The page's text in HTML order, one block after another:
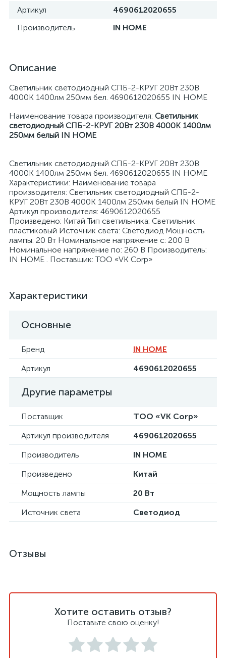
Артикул
4690612020655
Производитель
IN HOME
Описание
Светильник светодиодный СПБ-2-КРУГ 20Вт 230В
4000К 1400лм 250мм бел. 4690612020655 IN HOME
Наименование товара производителя: Светильник
светодиодный СПБ-2-КРУГ 20Вт 230В 4000К 1400лм
250мм белый IN HOME
Светильник светодиодный СПБ-2-КРУГ 20Вт 230В
4000К 1400лм 250мм бел. 4690612020655 IN HOME
Характеристики: Наименование товара
производителя: Светильник светодиодный СПБ-2-
КРУГ 20Вт 230В 4000К 1400лм 250мм белый IN HOME
Артикул производителя: 4690612020655
Произведено: Китай Тип светильника: Светильник
пластиковый Источник света: Светодиод Мощность
лампы: 20 Вт Номинальное напряжение с: 200 В
Номинальное напряжение по: 260 В Производитель:
IN HOME . Поставщик: ТОО «VK Corp»
Характеристики
Основные
Бренд
IN HOME
Артикул
4690612020655
Другие параметры
Поставщик
ТОО «VK Corp»
Артикул производителя
4690612020655
Производитель
IN HOME
Произведено
Китай
Мощность лампы
20 Вт
Источник света
Светодиод
Отзывы
Хотите оставить отзыв?
Поставьте свою оценку!